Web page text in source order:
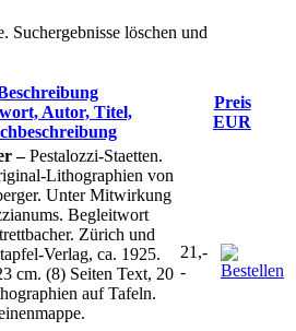
Suchergebnisse löschen und
Autor, Titel,
Preis
EUR
–Pestalozzi-Staetten.
Lithographien von
Unter Mitwirkung
Begleitwort
Zürich und
Verlag, ca. 1925.
cm. (8) Seiten Text, 20
auf Tafeln.
21,-
-